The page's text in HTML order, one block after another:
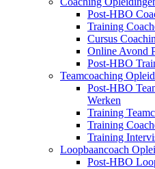
Post-HBO
Training
Cursus
Online Avond
Post-HBO
Teamcoaching
Post-HBO
Werken
Training
Training
Training
Loopbaancoach
Post-HBO